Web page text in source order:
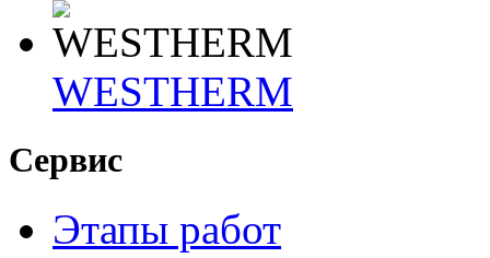
WESTHERM
Сервис
Этапы работ